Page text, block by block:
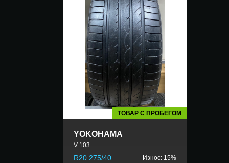
ТОВАР С ПРОБЕГОМ
YOKOHAMA
V 103
R20 275/40 Износ: 15%